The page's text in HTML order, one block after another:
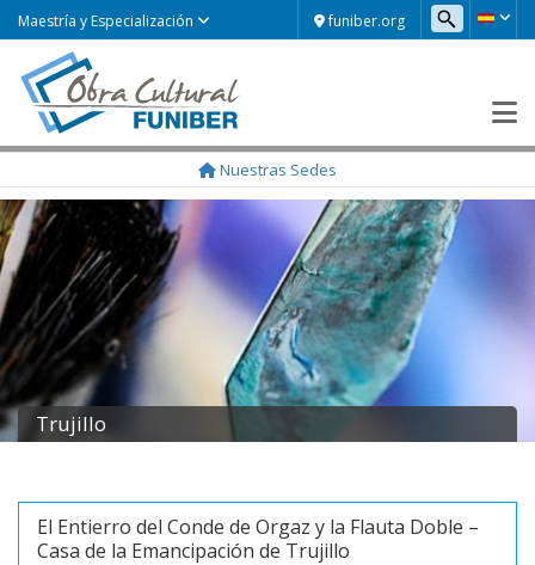
funiber.org
Maestría y Especialización
Nuestras Sedes
Trujillo
El Entierro del Conde de Orgaz y la Flauta Doble –
Casa de la Emancipación de Trujillo